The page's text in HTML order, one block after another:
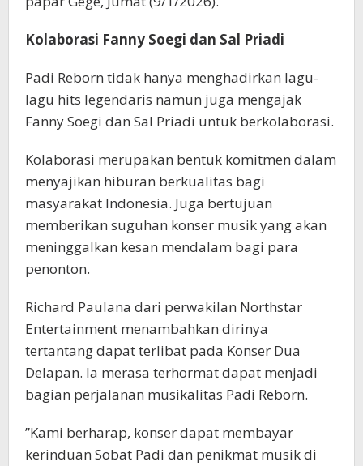
Kolaborasi Fanny Soegi dan Sal Priadi
Padi Reborn tidak hanya menghadirkan lagu-
lagu hits legendaris namun juga mengajak
Fanny Soegi dan Sal Priadi untuk berkolaborasi.
Kolaborasi merupakan bentuk komitmen dalam
menyajikan hiburan berkualitas bagi
masyarakat Indonesia. Juga bertujuan
memberikan suguhan konser musik yang akan
meninggalkan kesan mendalam bagi para
penonton.
Richard Paulana dari perwakilan Northstar
Entertainment menambahkan dirinya
tertantang dapat terlibat pada Konser Dua
Delapan. Ia merasa terhormat dapat menjadi
bagian perjalanan musikalitas Padi Reborn.
”Kami berharap, konser dapat membayar
kerinduan Sobat Padi dan penikmat musik di